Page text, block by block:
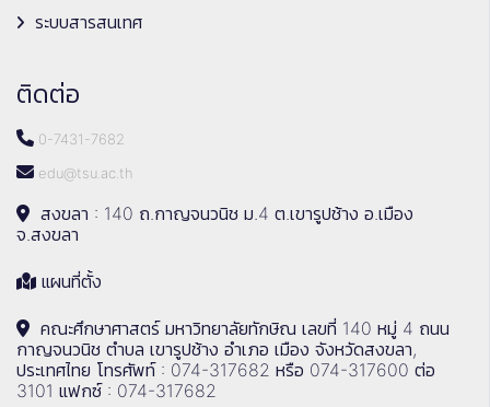
ระบบสารสนเทศ
ติดต่อ
0-7431-7682
edu@tsu.ac.th
สงขลา : 140 ถ.กาญจนวนิช ม.4 ต.เขารูปช้าง อ.เมือง
จ.สงขลา
แผนที่ตั้ง
คณะศึกษาศาสตร์ มหาวิทยาลัยทักษิณ เลขที่ 140 หมู่ 4 ถนน
กาญจนวนิช ตำบล เขารูปช้าง อำเภอ เมือง จังหวัดสงขลา,
ประเทศไทย โทรศัพท์ : 074-317682 หรือ 074-317600 ต่อ
3101 แฟกซ์ : 074-317682